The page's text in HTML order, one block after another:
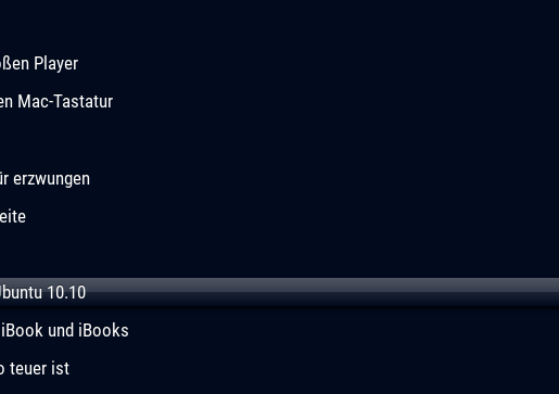
Player
Mac-Tastatur
erzwungen
10.10
und iBooks
teuer ist